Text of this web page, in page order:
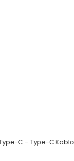
Type-C – Type-C